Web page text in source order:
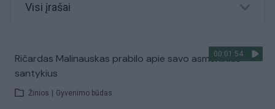
Visi įrašai
00:01:54
Ričardas Malinauskas prabilo apie savo asmeninius
santykius
Žinios Gyvenimo būdas